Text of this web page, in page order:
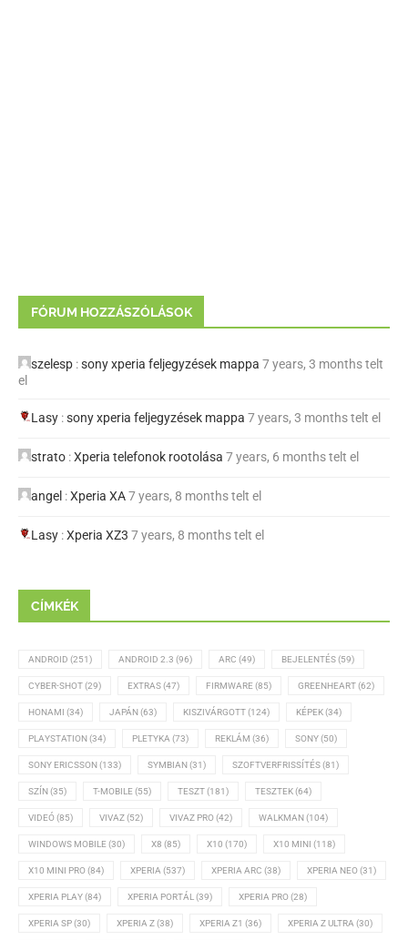
FÓRUM HOZZÁSZÓLÁSOK
szelesp :sony xperia feljegyzések mappa 7 years, 3 months telt
el
Lasy :sony xperia feljegyzések mappa 7 years, 3 months telt el
strato :Xperia telefonok rootolása 7 years, 6 months telt el
angel :Xperia XA7 years, 8 months telt el
Lasy :Xperia XZ3 7 years, 8 months telt el
CÍMKÉK
ANDROID (251) ANDROID 2.3 (96) ARC (49) BEJELENTÉS(59)
CYBER-SHOT(29) EXTRAS(47) FIRMWARE (85) GREENHEART(62)
HONAMI (34) JAPÁN(63) KISZIVÁRGOTT(124) KÉPEK(34)
PLAYSTATION(34) PLETYKA (73) REKLÁM (36) SONY(50)
SONY ERICSSON(133) SYMBIAN(31) SZOFTVERFRISSÍTÉS(81)
SZÍN(35) T-MOBILE (55) TESZT(181) TESZTEK(64)
VIDEÓ(85) VIVAZ(52) VIVAZ PRO(42) WALKMAN(104)
WINDOWS MOBILE (30) X8 (85) X10 (170) X10 MINI (118)
X10 MINI PRO(84) XPERIA (537) XPERIA ARC (38) XPERIA NEO(31)
XPERIA PLAY(84) XPERIA PORTÁL (39) XPERIA PRO(28)
XPERIA SP(30) XPERIA Z(38) XPERIA Z1 (36) XPERIA Z ULTRA (30)